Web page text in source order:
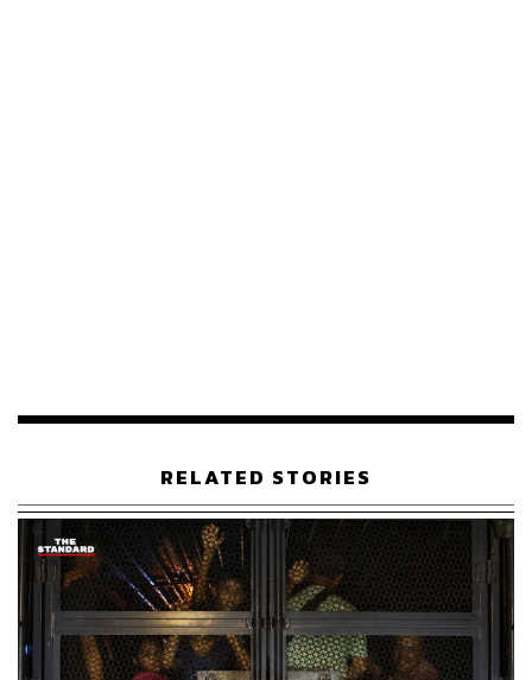
RELATED STORIES